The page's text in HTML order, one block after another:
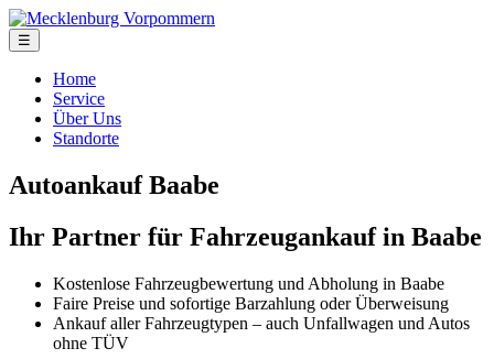
☰
Home
Service
Über Uns
Standorte
Autoankauf Baabe
Ihr Partner für Fahrzeugankauf in Baabe
Kostenlose Fahrzeugbewertung und Abholung in Baabe
Faire Preise und sofortige Barzahlung oder Überweisung
Ankauf aller Fahrzeugtypen – auch Unfallwagen und Autos
ohne TÜV